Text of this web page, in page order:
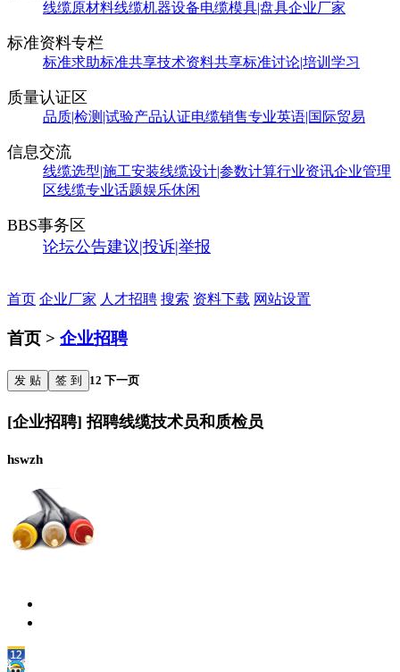
线缆原材料线缆机器设备电缆模具|盘具企业厂家
标准资料专栏
标准求助标准共享技术资料共享标准讨论|培训学习
质量认证区
品质|检测|试验产品认证电缆销售专业英语|国际贸易
信息交流
线缆选型|施工安装线缆设计|参数计算行业资讯企业管理
区线缆专业话题娱乐休闲
BBS事务区
论坛公告建议|投诉|举报
首页 企业厂家 人才招聘 搜索 资料下载 网站设置
首页 > 企业招聘
发 贴 签 到 12 下一页
[企业招聘] 招聘线缆技术员和质检员
hswzh